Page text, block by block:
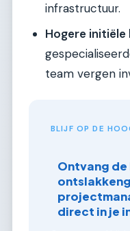
infrastructuur.
Hogere initiële
team vergen
BLIJF OP DE
Ontvang
direct in je